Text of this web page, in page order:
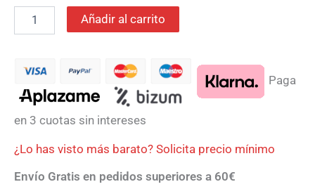
Añadir al carrito
Paga
en 3 cuotas sin intereses
¿Lo has visto más barato? Solicita precio mínimo
Envío Gratis en pedidos superiores a 60€